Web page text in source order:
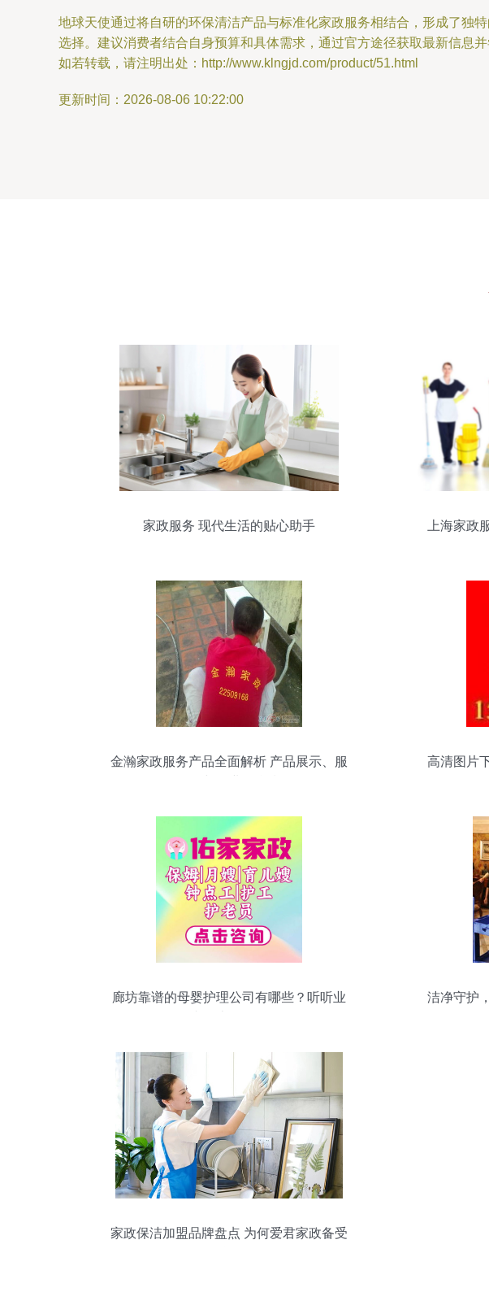
地球天使通过将自研的环保清洁产品与标准化家政服务相结合，形成了独
选择。建议消费者结合自身预算和具体需求，通过官方途径获取最新信息
如若转载，请注明出处：http://www.klngjd.com/product/51.html
更新时间：2026-08-06 10:22:00
家政服务 现代生活的贴心助手
上海家政
金瀚家政服务产品全面解析 产品展示、服
高清图片
廊坊靠谱的母婴护理公司有哪些？听听业
洁净守护
家政保洁加盟品牌盘点 为何爱君家政备受